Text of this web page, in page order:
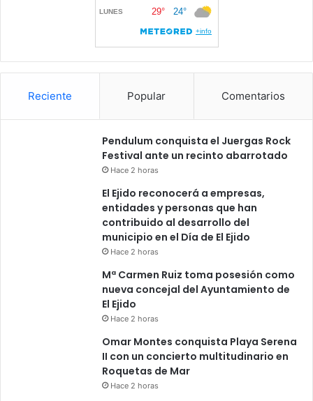
Reciente Popular Comentarios
Pendulum conquista el Juergas Rock
Festival ante un recinto abarrotado
Hace 2 horas
El Ejido reconocerá a empresas,
entidades y personas que han
contribuido al desarrollo del
municipio en el Día de El Ejido
Hace 2 horas
Mª Carmen Ruiz toma posesión como
nueva concejal del Ayuntamiento de
El Ejido
Hace 2 horas
Omar Montes conquista Playa Serena
II con un concierto multitudinario en
Roquetas de Mar
Hace 2 horas